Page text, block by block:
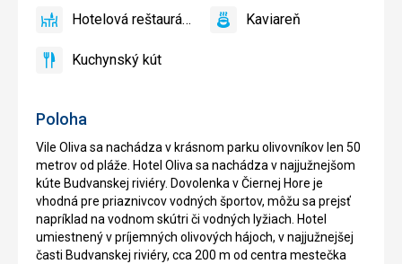
Poloha
Vile Oliva sa nachádza v krásnom parku olivovníkov len 50
metrov od pláže. Hotel Oliva sa nachádza v najjužnejšom
kúte Budvanskej riviéry. Dovolenka v Čiernej Hore je
vhodná pre priaznivcov vodných športov, môžu sa prejsť
napríklad na vodnom skútri či vodných lyžiach. Hotel
umiestnený v príjemných olivových hájoch, v najjužnejšej
časti Budvanskej riviéry, cca 200 m od centra mestečka
slnečníky
na
Detský
Hotelová
Hotelová reštaurácia
áno KaviareňKaviareň
áno
Kuchynský
Kuchynský kút
áno